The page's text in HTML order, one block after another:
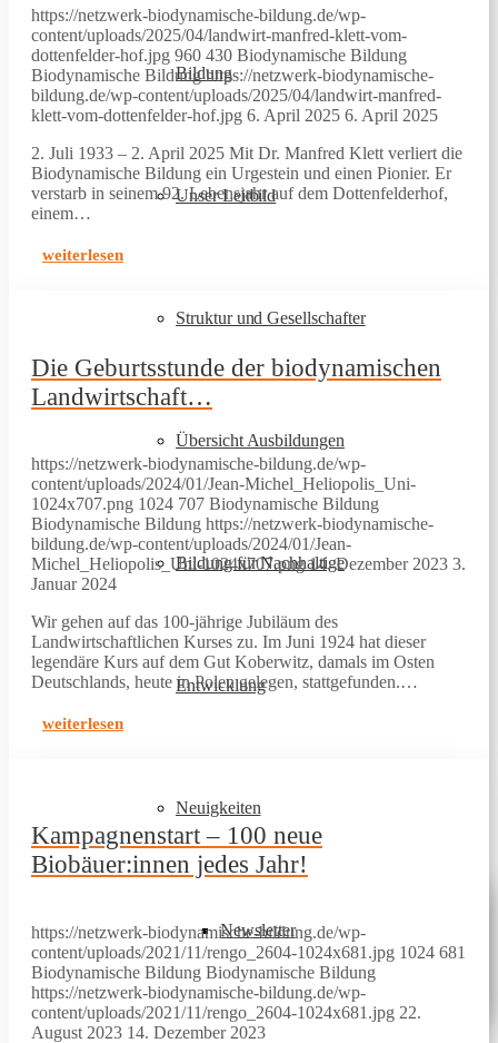
Bildung
Unser Leitbild
Struktur und Gesellschafter
Übersicht Ausbildungen
Bildung für Nachhaltige
Entwicklung
Neuigkeiten
Newsletter
https://netzwerk-biodynamische-bildung.de/wp-
content/uploads/2025/04/landwirt-manfred-klett-vom-
dottenfelder-hof.jpg 960 430 Biodynamische Bildung
Biodynamische Bildung https://netzwerk-biodynamische-
bildung.de/wp-content/uploads/2025/04/landwirt-manfred-
klett-vom-dottenfelder-hof.jpg 6. April 2025 6. April 2025
2. Juli 1933 – 2. April 2025 Mit Dr. Manfred Klett verliert die
Biodynamische Bildung ein Urgestein und einen Pionier. Er
verstarb in seinem 92. Lebensjahr auf dem Dottenfelderhof,
einem…
weiterlesen
Die Geburtsstunde der biodynamischen
Landwirtschaft…
https://netzwerk-biodynamische-bildung.de/wp-
content/uploads/2024/01/Jean-Michel_Heliopolis_Uni-
1024x707.png 1024 707 Biodynamische Bildung
Biodynamische Bildung https://netzwerk-biodynamische-
bildung.de/wp-content/uploads/2024/01/Jean-
Michel_Heliopolis_Uni-1024x707.png 14. Dezember 2023 3.
Januar 2024
Wir gehen auf das 100-jährige Jubiläum des
Landwirtschaftlichen Kurses zu. Im Juni 1924 hat dieser
legendäre Kurs auf dem Gut Koberwitz, damals im Osten
Deutschlands, heute in Polen gelegen, stattgefunden.…
weiterlesen
Kampagnenstart – 100 neue
Biobäuer:innen jedes Jahr!
https://netzwerk-biodynamische-bildung.de/wp-
content/uploads/2021/11/rengo_2604-1024x681.jpg 1024 681
Biodynamische Bildung Biodynamische Bildung
https://netzwerk-biodynamische-bildung.de/wp-
content/uploads/2021/11/rengo_2604-1024x681.jpg 22.
August 2023 14. Dezember 2023